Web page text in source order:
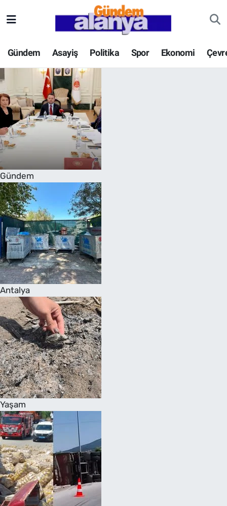
Gündem Asayiş Politika Spor Ekonomi
Gündem
Antalya
Yaşam